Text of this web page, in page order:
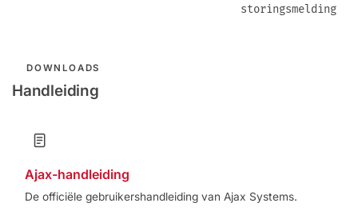
storingsmelding
DOWNLOADS
Handleiding
Ajax-handleiding
De officiële gebruikershandleiding van Ajax Systems.